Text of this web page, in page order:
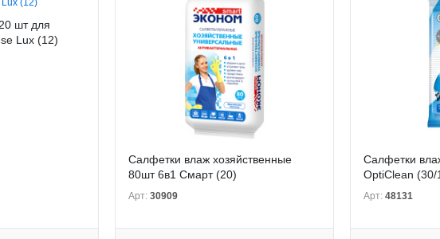
шт для
Lux (12)
Салфетки влаж хозяйственные
80шт 6в1 Смарт (20)
Арт: 30909
Салфетки
OptiClean (30/
Арт: 48131